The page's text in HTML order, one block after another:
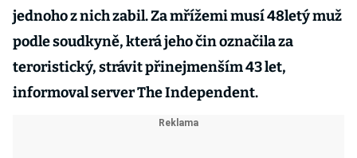
jednoho z nich zabil. Za mřížemi musí 48letý muž
podle soudkyně, která jeho čin označila za
teroristický, strávit přinejmenším 43 let,
informoval server The Independent.